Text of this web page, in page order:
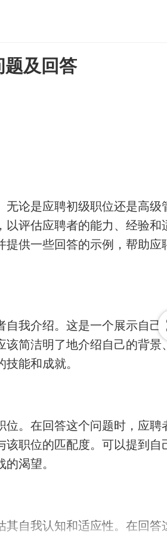
及回答
论是应聘初级职位还是高级
评估应聘者的能力、经验和
提供一些回答的示例，帮助应
我介绍。这是一个展示自己
简洁明了地介绍自己的背景
能和成就。
。在回答这个问题时，应聘
该职位的匹配度。可以提到自
渴望。
自我认知和适应性。在回答